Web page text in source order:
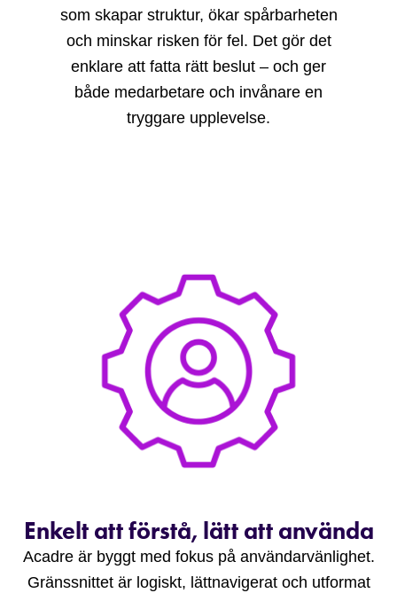
som skapar struktur, ökar spårbarheten
och minskar risken för fel. Det gör det
enklare att fatta rätt beslut – och ger
både medarbetare och invånare en
tryggare upplevelse.
Enkelt att förstå, lätt att använda
Acadre är byggt med fokus på användarvänlighet.
Gränssnittet är logiskt, lättnavigerat och utformat